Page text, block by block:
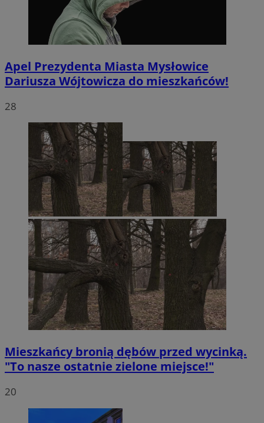
Apel Prezydenta Miasta Mysłowice
Dariusza Wójtowicza do mieszkańców!
28
Mieszkańcy bronią dębów przed wycinką.
"To nasze ostatnie zielone miejsce!"
20